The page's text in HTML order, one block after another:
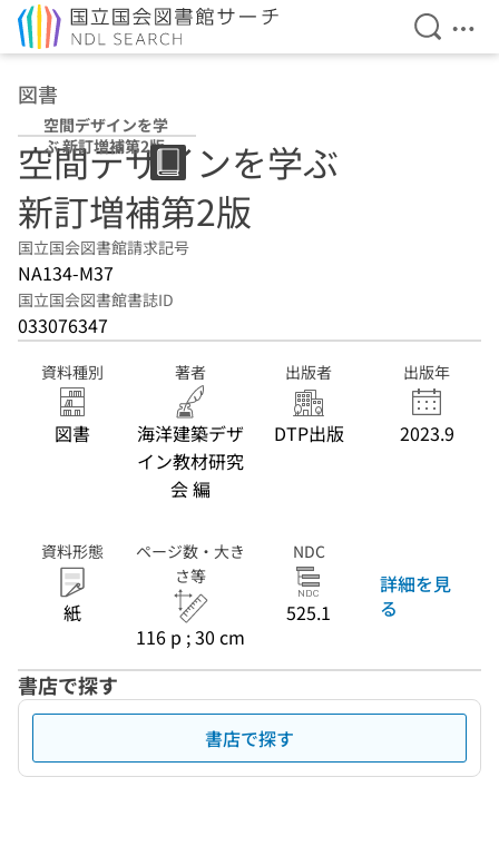
検索を
メ
図書
空間デザインを学
ぶ 新訂増補第2版
空間デザインを学ぶ
新訂増補第2版
国立国会図書館請求記号
NA134-M37
国立国会図書館書誌ID
033076347
資料種別
図書
著者
海洋建築デザ
イン教材研究
会 編
出版者
DTP出版
出版年
2023.9
資料形態
紙
ページ数・大き
さ等
116 p ; 30 cm
NDC
525.1
詳細を見
る
書店で探す
書店で探す